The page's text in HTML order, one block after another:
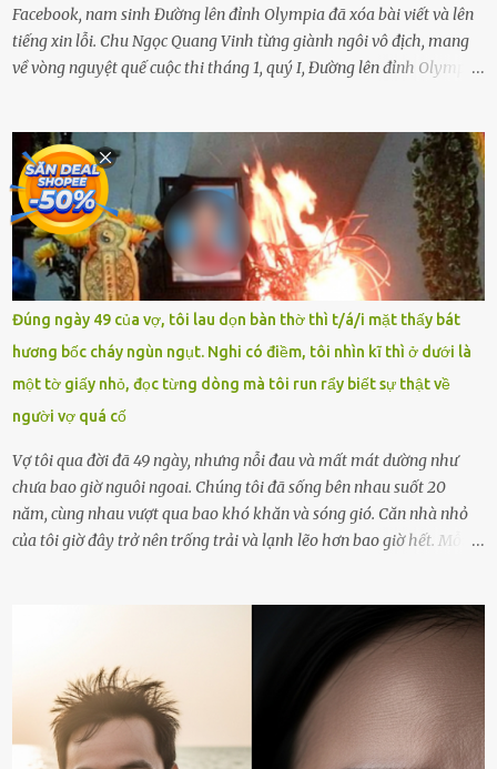
Facebook, nam sinh Đường lên đỉnh Olympia đã xóa bài viết và lên
tiếng xin lỗi. Chu Ngọc Quang Vinh từng giành ngôi vô địch, mang
về vòng nguyệt quế cuộc thi tháng 1, quý I, Đường lên đỉnh Olympia.
chưa phù hợp, gây xôn xao, bức xúc trong dư luận. Ngay sau đó,
Trường THPT Chuyên Nguyễn Tất Thành báo cáo xác nhận tài
khoản Chu Vinh là của học sinh Chu Ngọc Quang Vinh, lớp 12 Anh
của nhà trường. Nam sinh này từng giành ngôi vô địch, mang về
vòng nguyệt quế cuộc thi tháng 1, quý I, Đường lên đỉnh Olympia
năm thứ 24. Quá trình giáo dục, học sinh Chu Ngọc Quang Vinh đã
nhận thức được nội dung bài viết của bản thân trên mạng xã hội
ngày 1.9 là chưa phù hợp nên đã chủ động gỡ bài viết và đăng bài
xin lỗi trên trang Facebook cá nhân. Chu Ngọc Quang Vinh làm việc
với cơ quan chức năng. Ảnh: Đơn vị cung...
Đúng ngày 49 của vợ, tôi lau dọn bàn thờ thì t/á/i mặt thấy bát
hương bốc cháy ngùn ngụt. Nghi có điềm, tôi nhìn kĩ thì ở dưới là
một tờ giấy nhỏ, đọc từng dòng mà tôi run rẩy biết sự thật về
người vợ quá cố
Vợ tôi qua đời đã 49 ngày, nhưng nỗi đau và mất mát dường như
chưa bao giờ nguôi ngoai. Chúng tôi đã sống bên nhau suốt 20
năm, cùng nhau vượt qua bao khó khăn và sóng gió. Căn nhà nhỏ
của tôi giờ đây trở nên trống trải và lạnh lẽo hơn bao giờ hết. Mỗi
rơi vào khoảng trống vô tận, chẳng còn muốn làm gì ngoài việc
ngồi lặng lẽ nhớ về cô ấy. Nhưng cuộc sống không cho phép tôi mãi
chìm đắm trong đau khổ. Họ hàng, bạn bè và những người thân
thiết đã đến bên, giúp tôi tổ chức tang lễ chu toàn. Và hôm nay là
ngày giỗ đầu tiên của vợ, 49 ngày sau khi cô ấy rời xa tôi mãi
mãi.Buổi sáng hôm đó, sau khi cúng cơm xong, tôi quyết định lên